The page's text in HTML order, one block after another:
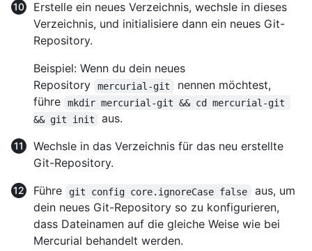
Erstelle ein neues Verzeichnis, wechsle in dieses
Verzeichnis, und initialisiere dann ein neues Git-
Repository.
Beispiel: Wenn du dein neues
Repository
mercurial-git
nennen möchtest,
führe
mkdir mercurial-git && cd mercurial-git
&& git init
aus.
Wechsle in das Verzeichnis für das neu erstellte
Git-Repository.
Führe
git config core.ignoreCase false
aus, um
dein neues Git-Repository so zu konfigurieren,
dass Dateinamen auf die gleiche Weise wie bei
Mercurial behandelt werden.